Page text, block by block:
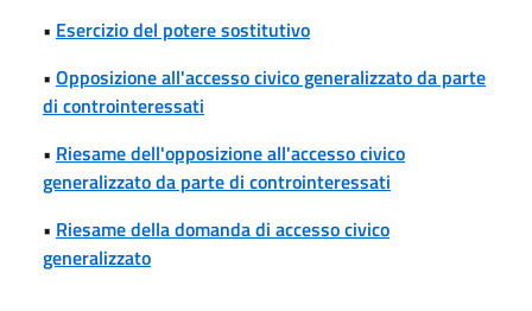
• Esercizio del potere sostitutivo
• Opposizione all'accesso civico generalizzato da parte
di controinteressati
• Riesame dell'opposizione all'accesso civico
generalizzato da parte di controinteressati
• Riesame della domanda di accesso civico
generalizzato